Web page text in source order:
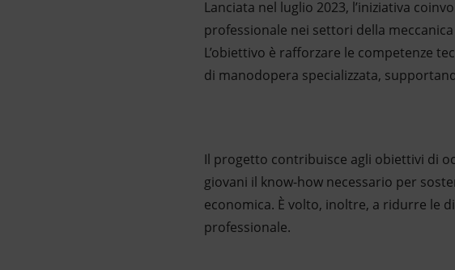
Lanciata nel luglio 2023, l’iniziativa
professionale nei settori della
L’obiettivo è rafforzare le competenze
di manodopera specializzata,
Il progetto contribuisce agli obiettivi di
giovani il know-how necessario per
economica. È volto, inoltre, a ridurre le
professionale.